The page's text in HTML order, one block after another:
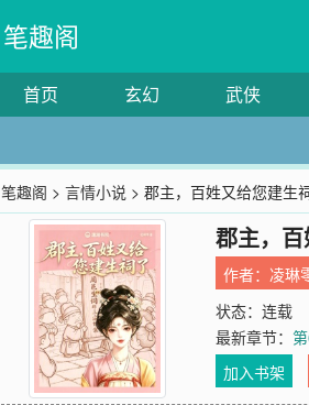
笔趣阁
首页 玄幻 武侠
笔趣阁 >言情小说 > 郡主，百姓又给您建生
郡主，
作者： 凌琳
状态：连载
最新章节：
加入书架